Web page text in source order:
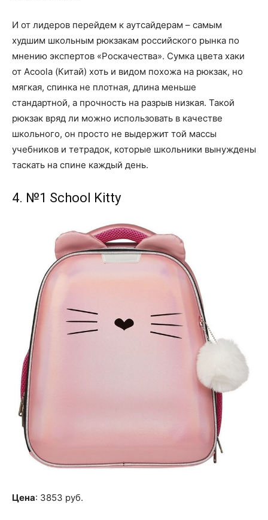
И от лидеров перейдем к аутсайдерам – самым
худшим школьным рюкзакам российского рынка по
мнению экспертов «Роскачества». Сумка цвета хаки
от Acoola (Китай) хоть и видом похожа на рюкзак, но
мягкая, спинка не плотная, длина меньше
стандартной, а прочность на разрыв низкая. Такой
рюкзак вряд ли можно использовать в качестве
школьного, он просто не выдержит той массы
учебников и тетрадок, которые школьники вынуждены
таскать на спине каждый день.
4. №1 School Kitty
Цена: 3853 руб.